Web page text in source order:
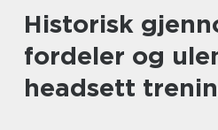
Historisk
fordeler og
headsett